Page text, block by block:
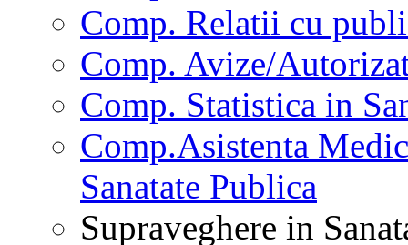
Comp. Relatii cu
Comp. Avize/
Comp. Statistica in
Comp.Asistenta
Sanatate Publica
Supraveghere in